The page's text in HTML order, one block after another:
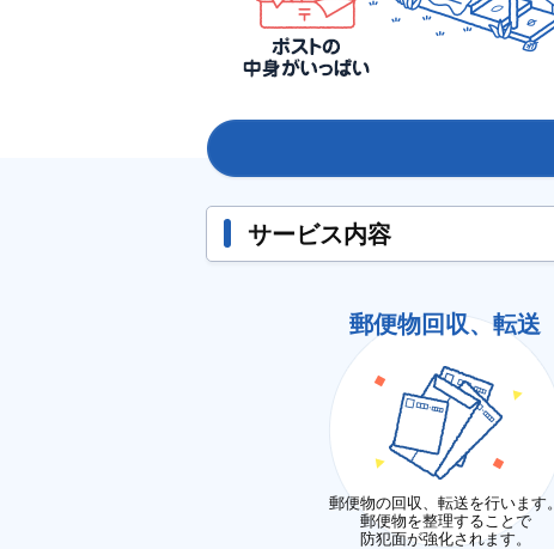
サービス内容
郵便物回収、転送
郵便物の回収、転送を行います。
郵便物を整理することで
防犯面が強化されます。